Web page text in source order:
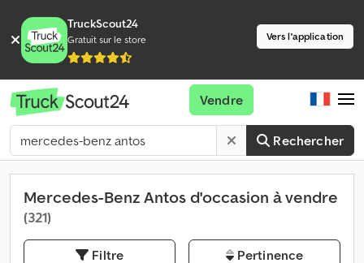
TruckScout24
Gratuit sur le store Vers l'application
Rechercher
Vendre
Mercedes-Benz Antos d'occasion à vendre
(321)
Filtre Pertinence